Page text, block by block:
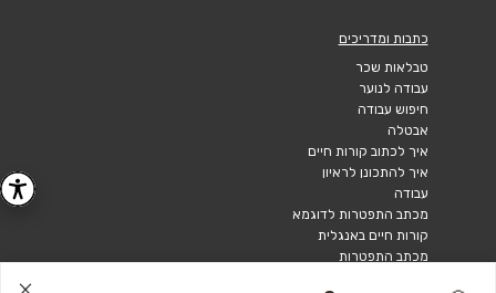
כתבות ומדריכים
טבלאות שכר
עבודה לנוער
חיפוש עבודה
אבטלה
איך לכתוב קורות חיים
איך להתכונן לראיון
עבודה
מכתב התפטרות לדוגמא
קורות חיים באנגלית
מכתב התפטרות